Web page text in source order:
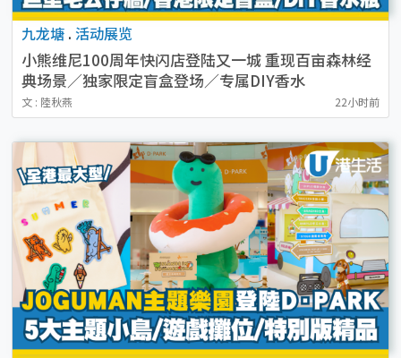
九龙塘 . 活动展览
小熊维尼100周年快闪店登陆又一城 重现百亩森林经
典场景／独家限定盲盒登场／专属DIY香水
文 : 陸秋燕 22小时前